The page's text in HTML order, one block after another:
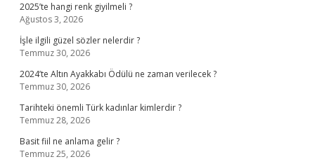
2025’te hangi renk giyilmeli ?
Ağustos 3, 2026
İşle ilgili güzel sözler nelerdir ?
Temmuz 30, 2026
2024’te Altın Ayakkabı Ödülü ne zaman verilecek ?
Temmuz 30, 2026
Tarihteki önemli Türk kadınlar kimlerdir ?
Temmuz 28, 2026
Basit fiil ne anlama gelir ?
Temmuz 25, 2026